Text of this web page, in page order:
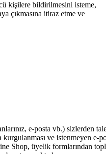
kişilere bildirilmesini isteme,
çıkmasına itiraz etme ve
e-posta vb.) sizlerden
ve istenmeyen e-
Shop, üyelik formlarından